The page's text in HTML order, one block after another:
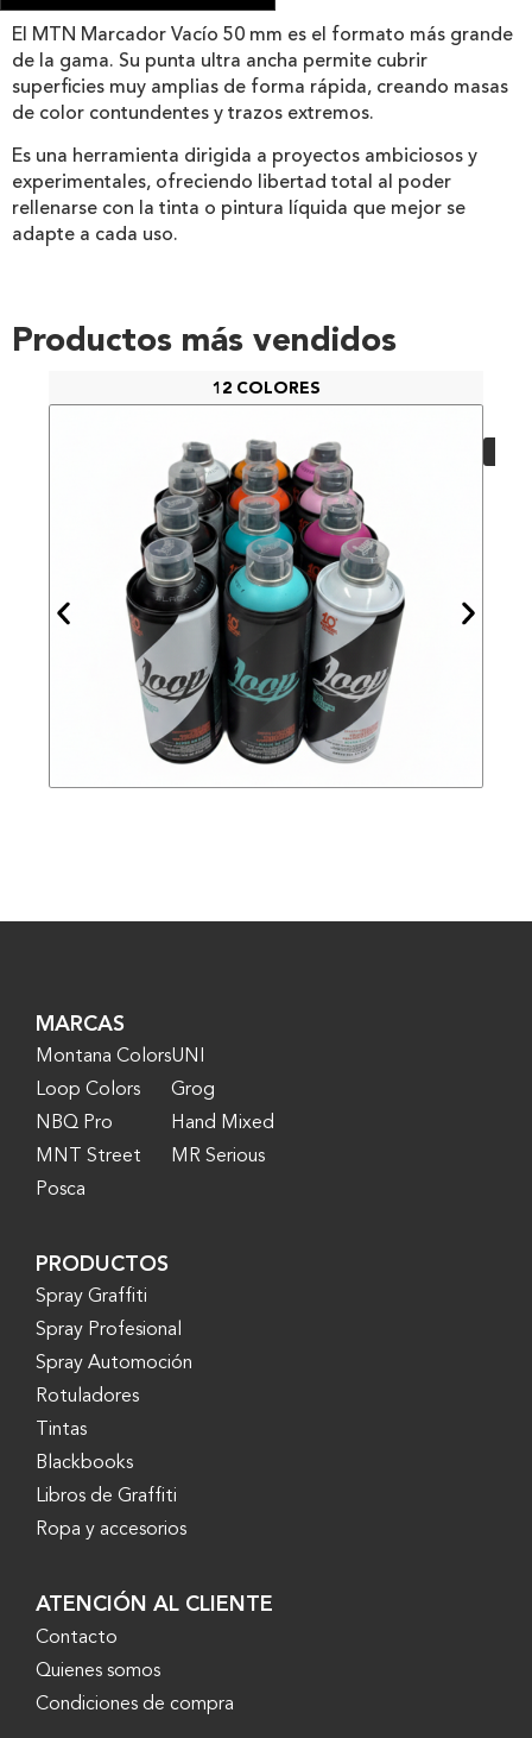
El MTN Marcador Vacío 50 mm es el formato más grande
de la gama. Su punta ultra ancha permite cubrir
superficies muy amplias de forma rápida, creando masas
de color contundentes y trazos extremos.
Es una herramienta dirigida a proyectos ambiciosos y
experimentales, ofreciendo libertad total al poder
rellenarse con la tinta o pintura líquida que mejor se
adapte a cada uso.
Productos más vendidos
12 COLORES
MARCAS
Montana Colors
Loop Colors
NBQ Pro
MNT Street
Posca
UNI
Grog
Hand Mixed
MR Serious
PRODUCTOS
Spray Graffiti
Spray Profesional
Spray Automoción
Rotuladores
Tintas
Blackbooks
Libros de Graffiti
Ropa y accesorios
ATENCIÓN AL CLIENTE
Contacto
Quienes somos
Condiciones de compra